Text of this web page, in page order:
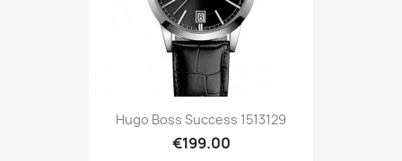
Hugo Boss Success 1513129
€199.00